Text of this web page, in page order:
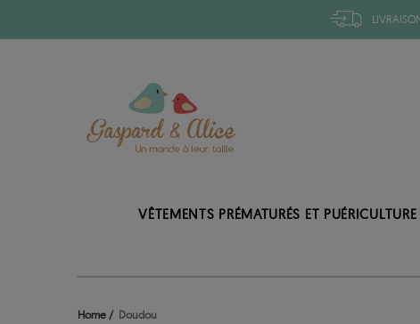
VÊTEMENTS PRÉMATURÉS ET PUÉRICULTURE
Home Doudou